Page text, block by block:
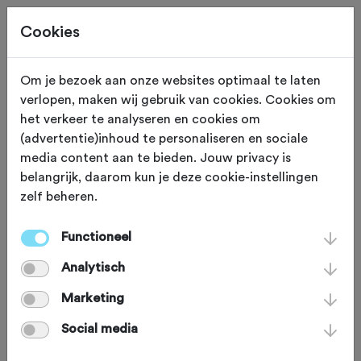
MONUMENT Wieringerwerf
Windturbine De
Ambtenaar
Wie tegen de wind in wil beuken,
komt in de kale kop van Noord-Holland
volop aan zijn trekken. Niet
verwonderlijk dus dat de provincie
Cookies
Om je bezoek aan onze websites optimaal te laten
verlopen, maken wij gebruik van cookies. Cookies om
het verkeer te analyseren en cookies om
(advertentie)inhoud te personaliseren en sociale
media content aan te bieden. Jouw privacy is
belangrijk, daarom kun je deze cookie-instellingen
zelf beheren.
Functioneel
Analytisch
Marketing
Social media